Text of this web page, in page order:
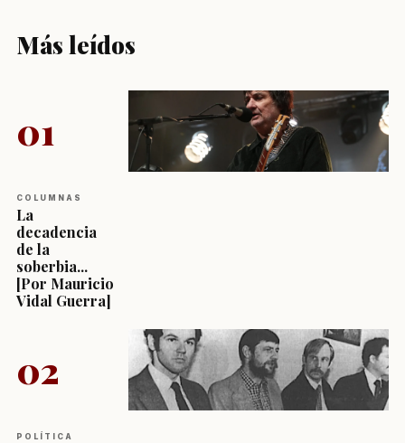
Más leídos
01
COLUMNAS
La
decadencia
de la
soberbia...
[Por Mauricio
Vidal Guerra]
02
POLÍTICA